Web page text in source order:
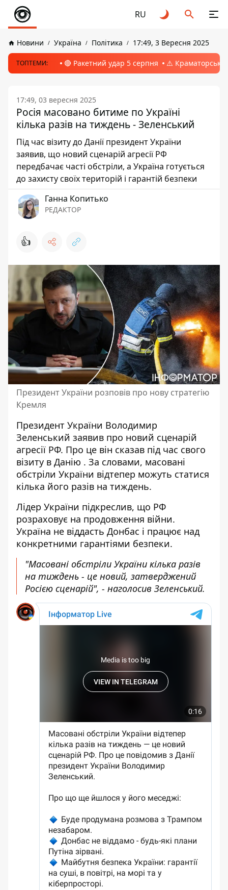
RU
Новини Україна Політика 17:49, 3 Вересня 2025
ТОПТЕМИ: 🔴 Ракетний удар 5 серпня ⚠️ Краматорськ,
17:49, 03 вересня 2025
Росія масовано битиме по Україні
кілька разів на тиждень - Зеленський
Під час візиту до Данії президент України
заявив, що новий сценарій агресії РФ
передбачає часті обстріли, а Україна готується
до захисту своїх територій і гарантій безпеки
Ганна Копитько
РЕДАКТОР
👍
Президент України розповів про нову стратегію
Кремля
Президент України Володимир
Зеленський заявив про новий сценарій
агресії РФ. Про це він сказав під час свого
візиту в Данію . За словами, масовані
обстріли України відтепер можуть статися
кілька його разів на тиждень.
Лідер України підкреслив, що РФ
розраховує на продовження війни.
Україна не віддасть Донбас і працює над
конкретними гарантіями безпеки.
"Масовані обстріли України кілька разів
на тиждень - це новий, затверджений
Росією сценарій", - наголосив Зеленський.